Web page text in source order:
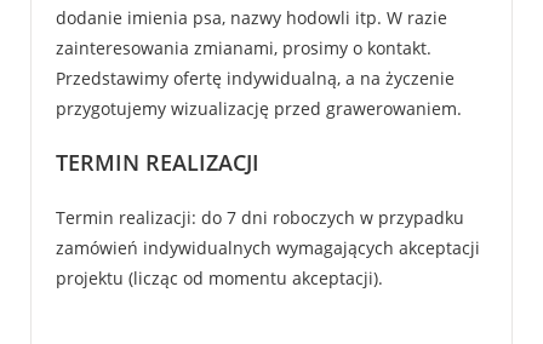
dodanie imienia psa, nazwy hodowli itp. W razie
zainteresowania zmianami, prosimy o kontakt.
Przedstawimy ofertę indywidualną, a na życzenie
przygotujemy wizualizację przed grawerowaniem.
TERMIN REALIZACJI
Termin realizacji: do 7 dni roboczych w przypadku
zamówień indywidualnych wymagających akceptacji
projektu (licząc od momentu akceptacji).